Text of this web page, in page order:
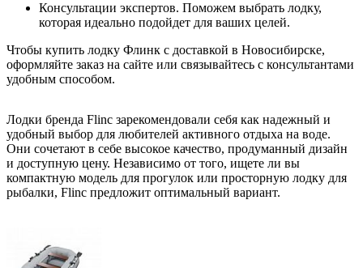
Лодки бренда Flinc зарекомендовали себя как надежный и
удобный выбор для любителей активного отдыха на воде.
Они сочетают в себе высокое качество, продуманный дизайн
и доступную цену. Независимо от того, ищете ли вы
компактную модель для прогулок или просторную лодку для
рыбалки, Flinc предложит оптимальный вариант.
Консультации экспертов. Поможем выбрать лодку,
которая идеально подойдет для ваших целей.
Чтобы купить лодку Флинк с доставкой в Новосибирске,
оформляйте заказ на сайте или связывайтесь с консультантами
удобным способом.